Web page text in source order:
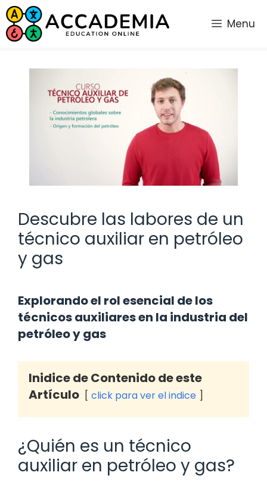
Saltar
al
contenido
Menu
Descubre las labores de un
técnico auxiliar en petróleo
y gas
Explorando el rol esencial de los
técnicos auxiliares en la industria del
petróleo y gas
Inidice de Contenido de este
Artículo
click para ver el indice
¿Quién es un técnico
auxiliar en petróleo y gas?